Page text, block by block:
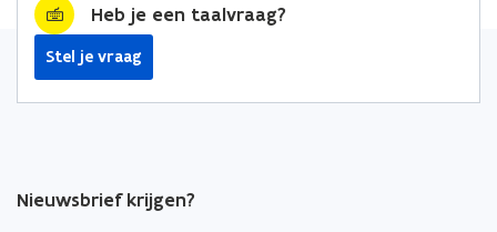
Heb je een taalvraag?
Stel je vraag
Nieuwsbrief krijgen?